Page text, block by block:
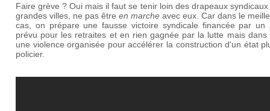
Faire grève ? Oui mais il faut se tenir loin des drapeaux
grandes villes, ne pas être en marche avec eux. Car dans le
cas, on prépare une fausse victoire syndicale financée par un
prévu pour les retraites et en rien gagnée par la lutte mais dans
une violence organisée pour accélérer la construction d'un état
policier.